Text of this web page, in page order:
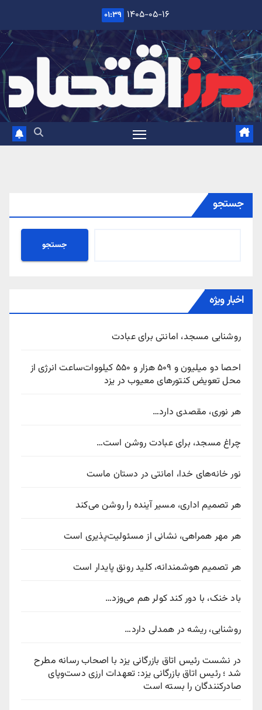
content
۱۴۰۵-۰۵-۱۶ ۰۱:۳۹
جستجو
جستجو
اخبار ویژه
روشنایی مسجد، امانتی برای عبادت
احصا دو میلیون و ۵۰۹ هزار و ۵۵۰ کیلووات‌ساعت انرژی از
محل تعویض کنتورهای معیوب در یزد
هر نوری، مقصدی دارد…
چراغ مسجد، برای عبادت روشن است…
نور خانه‌های خدا، امانتی در دستان ماست
هر تصمیم اداری، مسیر آینده را روشن می‌کند
هر مهر همراهی، نشانی از مسئولیت‌پذیری است
هر تصمیم هوشمندانه، کلید رونق پایدار است
باد خنک، با دور کند کولر هم می‌وزد…
روشنایی، ریشه در همدلی دارد…
در نشست رئیس اتاق بازرگانی یزد با اصحاب رسانه مطرح
شد ؛ رئیس اتاق بازرگانی یزد: تعهدات ارزی دست‌وپای
صادرکنندگان را بسته است